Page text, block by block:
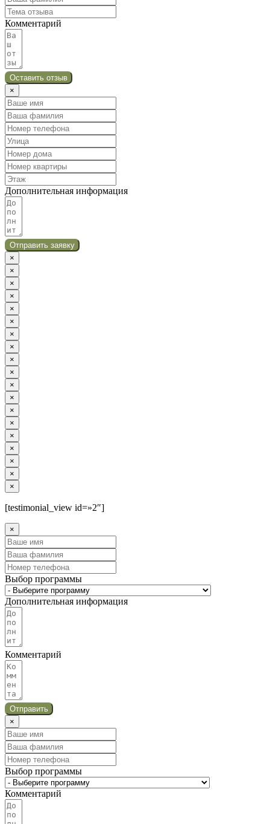
Комментарий
Оставить отзыв
×
Дополнительная информация
Отправить заявку
×
×
×
×
×
×
×
×
×
×
×
×
×
×
×
×
×
×
×
[testimonial_view id=»2″]
×
Выбор программы
Дополнительная информация
Комментарий
Отправить
×
Выбор программы
Комментарий